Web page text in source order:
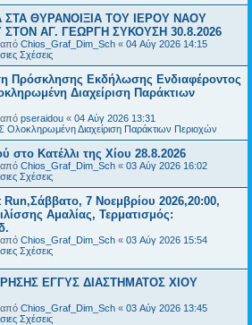
ΘΥΡΑΝΟΙΞΙΑ ΤΟΥ ΙΕΡΟΥ ΝΑΟΥ
ΣΤΟΝ ΑΓ. ΓΕΩΡΓΗ ΣΥΚΟΥΣΗ 30.8.2026
από Chios_Graf_Dim_Sch « 04 Αύγ 2026 14:15
Σχέσεις
Πρόσκλησης Εκδήλωσης Ενδιαφέροντος
Διαχείριση Παράκτιων
από pseraidou « 04 Αύγ 2026 13:31
Ολοκληρωμένη Διαχείριση Παράκτιων Περιοχών
στο Κατέλλι της Χίου 28.8.2026
από Chios_Graf_Dim_Sch « 03 Αύγ 2026 16:02
Σχέσεις
7 Νοεμβρίου 2026,20:00,
Αμαλίας, Τερματισμός:
από Chios_Graf_Dim_Sch « 03 Αύγ 2026 15:54
Σχέσεις
ΕΓΓΥΣ ΔΙΑΣΤΗΜΑΤΟΣ ΧΙΟΥ
από Chios_Graf_Dim_Sch « 03 Αύγ 2026 13:45
Σχέσεις